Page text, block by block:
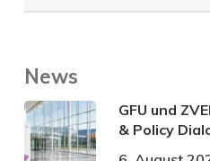
News
GFU und
& Policy